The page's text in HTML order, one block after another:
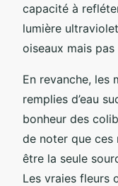
capacité à
lumière
oiseaux mais
En revanche, les
remplies d’eau
bonheur des
de noter que ces
être la seule
Les vraies fleurs